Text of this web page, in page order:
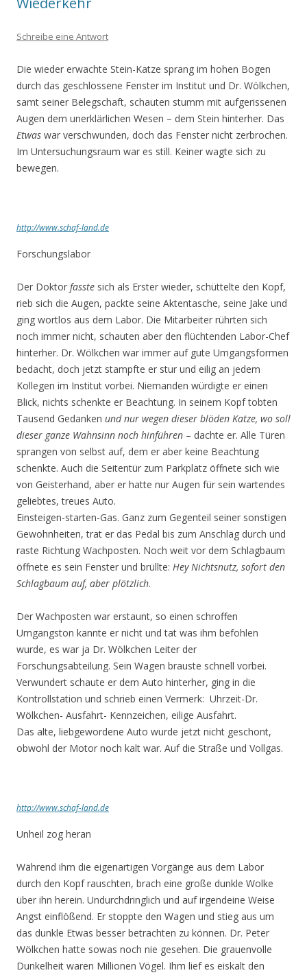
Schreibe eine Antwort
Die wieder erwachte Stein-Katze sprang im hohen Bogen
durch das geschlossene Fenster im Institut und Dr. Wölkchen,
samt seiner Belegschaft, schauten stumm mit aufgerissenen
Augen dem unerklärlichen Wesen – dem Stein hinterher. Das
Etwas war verschwunden, doch das Fenster nicht zerbrochen.
Im Untersuchungsraum war es still. Keiner wagte sich zu
bewegen.
http://www.schaf-land.de
Forschungslabor
Der Doktor fasste sich als Erster wieder, schüttelte den Kopf,
rieb sich die Augen, packte seine Aktentasche, seine Jake und
ging wortlos aus dem Labor. Die Mitarbeiter rührten sich
noch immer nicht, schauten aber den flüchtenden Labor-Chef
hinterher. Dr. Wölkchen war immer auf gute Umgangsformen
bedacht, doch jetzt stampfte er stur und eilig an jedem
Kollegen im Institut vorbei. Niemanden würdigte er einen
Blick, nichts schenkte er Beachtung. In seinem Kopf tobten
Tausend Gedanken und nur wegen dieser blöden Katze, wo soll
dieser ganze Wahnsinn noch hinführen – dachte er. Alle Türen
sprangen von selbst auf, dem er aber keine Beachtung
schenkte. Auch die Seitentür zum Parkplatz öffnete sich wie
von Geisterhand, aber er hatte nur Augen für sein wartendes
geliebtes, treues Auto.
Einsteigen-starten-Gas. Ganz zum Gegenteil seiner sonstigen
Gewohnheiten, trat er das Pedal bis zum Anschlag durch und
raste Richtung Wachposten. Noch weit vor dem Schlagbaum
öffnete es sein Fenster und brüllte: Hey Nichtsnutz, sofort den
Schlagbaum auf, aber plötzlich.
Der Wachposten war erstaunt, so einen schroffen
Umgangston kannte er nicht und tat was ihm befohlen
wurde, es war ja Dr. Wölkchen Leiter der
Forschungsabteilung. Sein Wagen brauste schnell vorbei.
Verwundert schaute er dem Auto hinterher, ging in die
Kontrollstation und schrieb einen Vermerk: Uhrzeit-Dr.
Wölkchen- Ausfahrt- Kennzeichen, eilige Ausfahrt.
Das alte, liebgewordene Auto wurde jetzt nicht geschont,
obwohl der Motor noch kalt war. Auf die Straße und Vollgas.
http://www.schaf-land.de
Unheil zog heran
Während ihm die eigenartigen Vorgänge aus dem Labor
durch den Kopf rauschten, brach eine große dunkle Wolke
über ihn herein. Undurchdringlich und auf irgendeine Weise
Angst einflößend. Er stoppte den Wagen und stieg aus um
das dunkle Etwas besser betrachten zu können. Dr. Peter
Wölkchen hatte sowas noch nie gesehen. Die grauenvolle
Dunkelheit waren Millionen Vögel. Ihm lief es eiskalt den